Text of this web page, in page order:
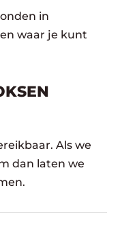
in
waar je kunt
Als we
dan laten we